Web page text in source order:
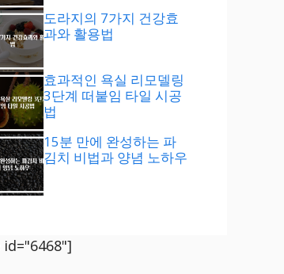
도라지의 7가지 건강효
과와 활용법
효과적인 욕실 리모델링
3단계 떠붙임 타일 시공
법
15분 만에 완성하는 파
김치 비법과 양념 노하우